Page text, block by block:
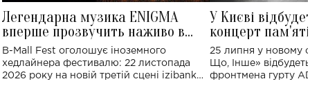
Легендарна музика ENIGMA
вперше прозвучить наживо в
Україні: де відбудеться концерт
B-Mall Fest оголошує іноземного
хедлайнера фестивалю: 22 листопада
2026 року на новій третій сцені izibank
У Києві
концерт
Клименка:
виконають
25 липня у новому
Що, Інше»
фронтмена гурту